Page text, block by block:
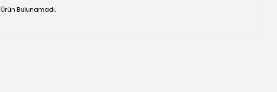
Ürün Bulunamadı.